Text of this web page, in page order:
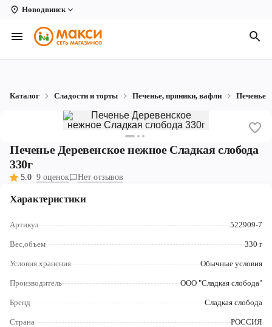
Новодвинск
Вологда
Архангельск
Коряжма
Котлас
Новодвинск
Рыбинск
Ярославль
Каталог Сладости и торты Печенье, пряники, вафли Печенье
Печенье Деревенское нежное Сладкая слобода
330г
5.0 9 оценок Нет отзывов
Характеристики
Артикул 522909-7
Вес,объем 330 г
Условия хранения Обычные условия
Производитель ООО "Сладкая слобода"
Бренд Сладкая слобода
Страна РОССИЯ